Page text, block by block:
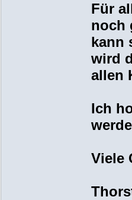
Für
noch
kann
wird
allen
Ich
Viele